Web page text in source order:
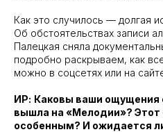
Как это случилось — долгая
Об обстоятельствах записи
Палецкая сняла
подробно раскрываем, как
можно в соцсетях или на
ИР: Каковы ваши ощущения
вышла на «Мелодии»? Этот
особенным? И ожидается